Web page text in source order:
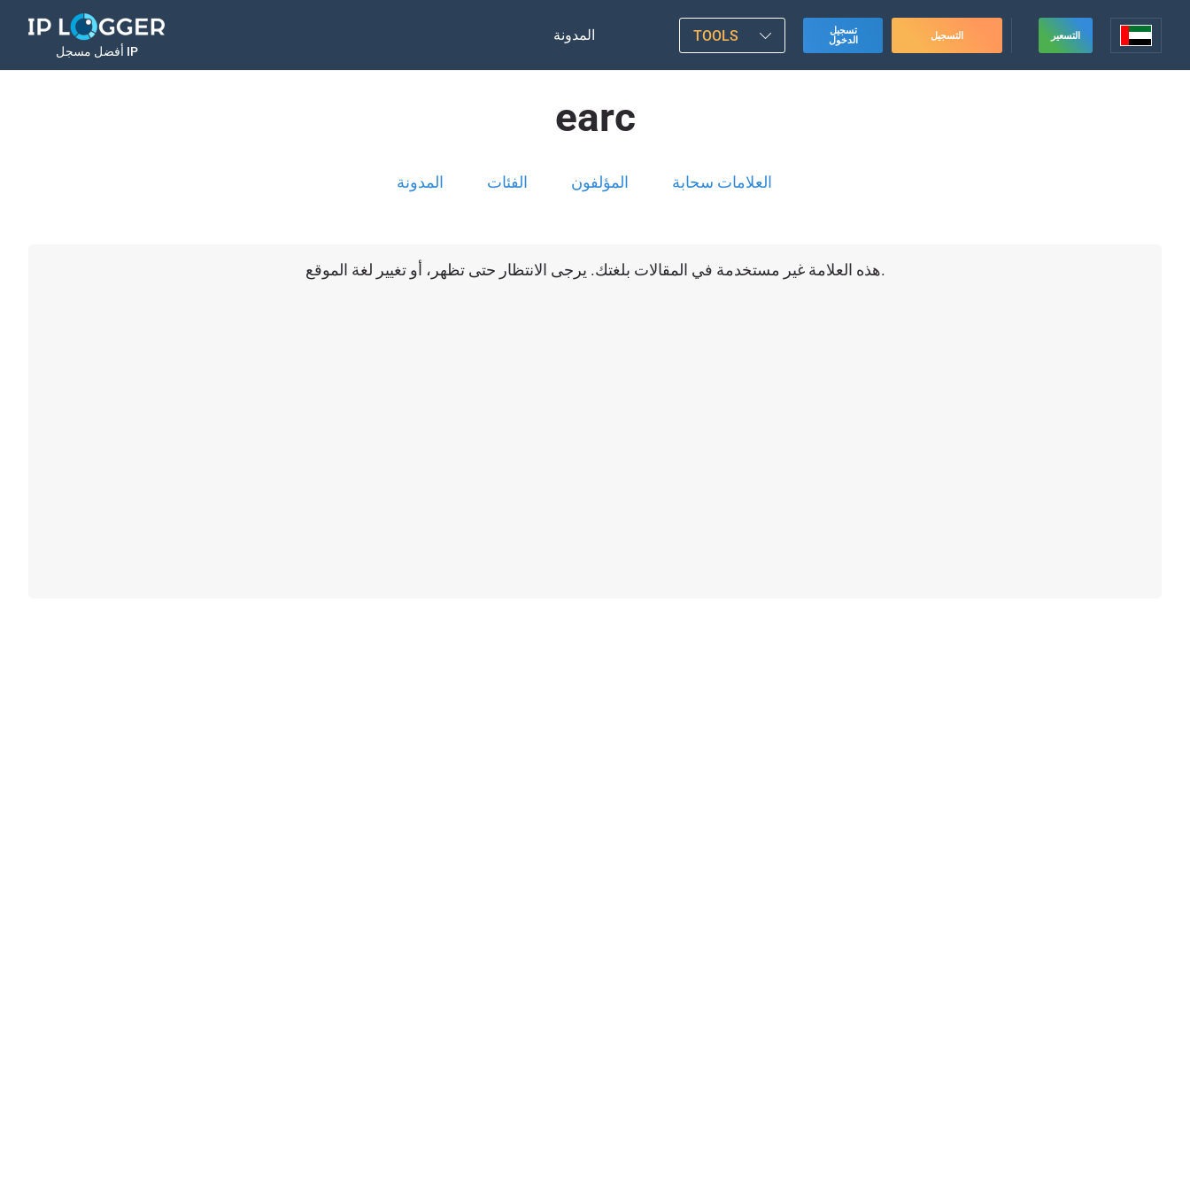
أفضل مسجل IP
المدونة TOOLS
تسجيل
الدخول
التسجيل التسعير
earc
المدونة الفئات المؤلفون العلامات سحابة